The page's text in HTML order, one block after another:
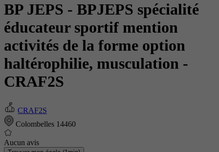
BP JEPS - BPJEPS spécialité
éducateur sportif mention
activités de la forme option
haltérophilie, musculation -
CRAF2S
CRAF2S
Colombelles 14460
Aucun avis